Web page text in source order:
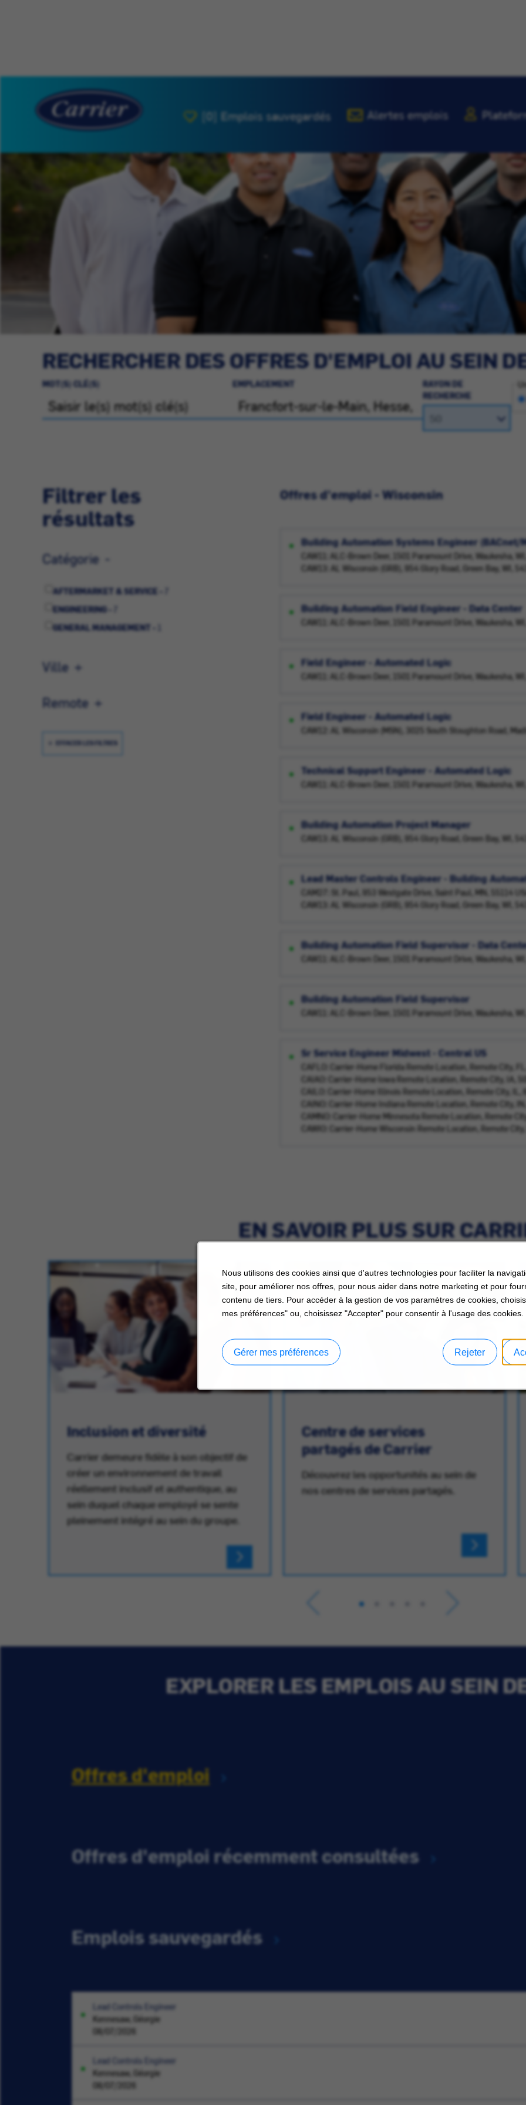
Nous utilisons des cookies ainsi que d'autres technologies pour faciliter la
site, pour améliorer nos offres, pour nous aider dans notre marketing et pour
contenu de tiers. Pour accéder à la gestion de vos paramètres de cookies,
mes préférences" ou, choisissez "Accepter" pour consentir à l'usage des cookies.
Rejeter
Gérer mes préférences
[0] Emplois sauvegardés Alertes emplois
RECHERCHER DES OFFRES D'EMPLOI AU SEIN
MOT(S) CLÉ(S) EMPLACEMENT
RAYON DE
RECHERCHE
Filtrer les
résultats
Catégorie
AFTERMARKET & SERVICE -
ENGINEERING -
GENERAL MANAGEMENT -
Ville
Remote
EFFACER LES FILTRES
Offres d'emploi - Wisconsin
Building Automation Systems Engineer (BACnet/
CAW11: ALC-Brown Deer, 1501 Paramount Drive, Waukesha,
CAW13: AL Wisconsin (GRB), 954 Glory Road, Green Bay, WI,
Building Automation Field Engineer - Data Center
CAW11: ALC-Brown Deer, 1501 Paramount Drive, Waukesha,
Field Engineer - Automated Logic
CAW11: ALC-Brown Deer, 1501 Paramount Drive, Waukesha,
Field Engineer - Automated Logic
CAW12: AL Wisconsin (MSN), 3025 South Stoughton Road,
Technical Support Engineer - Automated Logic
CAW11: ALC-Brown Deer, 1501 Paramount Drive, Waukesha,
Building Automation Project Manager
CAW13: AL Wisconsin (GRB), 954 Glory Road, Green Bay, WI,
Lead Master Controls Engineer - Building
CAM27: St. Paul, 953 Westgate Drive, Saint Paul, MN, 55114
CAW13: AL Wisconsin (GRB), 954 Glory Road, Green Bay, WI,
Building Automation Field Supervisor - Data
CAW11: ALC-Brown Deer, 1501 Paramount Drive, Waukesha,
Building Automation Field Supervisor
CAW11: ALC-Brown Deer, 1501 Paramount Drive, Waukesha,
Sr Service Engineer Midwest - Central US
CAFLO: Carrier-Home Florida Remote Location, Remote City,
CAIAO: Carrier-Home Iowa Remote Location, Remote City, IA,
CAILO: Carrier-Home Illinois Remote Location, Remote City, IL,
CAINO: Carrier-Home Indiana Remote Location, Remote City,
CAMNO: Carrier-Home Minnesota Remote Location, Remote
CAWIO: Carrier-Home Wisconsin Remote Location, Remote
EN SAVOIR PLUS SUR
Inclusion et diversité
Carrier demeure fidèle à son objectif de
créer un environnement de travail
réellement inclusif et authentique, au
sein duquel chaque employé se sente
pleinement intégré au sein du groupe.
Centre de services
partagés de Carrier
Découvrez les opportunités au sein de
nos centres de services partagés.
EXPLORER LES EMPLOIS AU SEIN
Offres d'emploi
Offres d'emploi récemment consultées
Emplois sauvegardés
Lead Controls Engineer
Kennesaw, Géorgie
08/07/2026
Lead Controls Engineer
Kennesaw, Géorgie
08/07/2026